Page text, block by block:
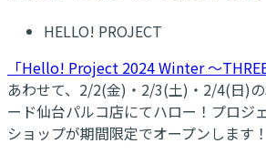
HELLO! PROJECT
「Hello! Project 2024 Winter ～THREE
あわせて、2/2(金)・2/3(土)・2/4(日)
ード仙台パルコ店にてハロー！プロジ
ショップが期間限定でオープンします